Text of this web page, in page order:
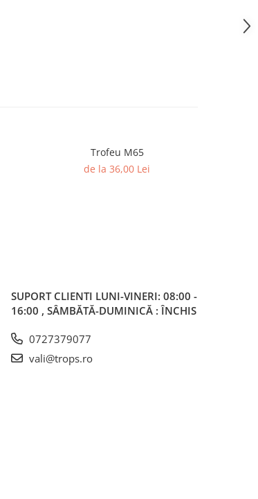
Trofeu M65
de la 36,00 Lei
SUPORT CLIENTI LUNI-VINERI: 08:00 -
16:00 , SÂMBĂTĂ-DUMINICĂ : ÎNCHIS
0727379077
vali@trops.ro